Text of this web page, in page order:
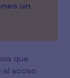
un
que
acoso